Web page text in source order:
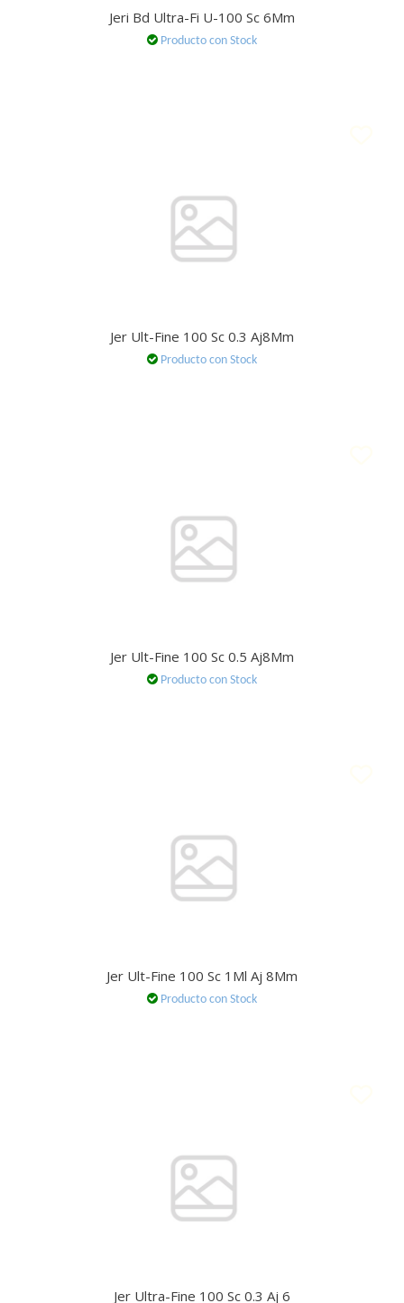
Jeri Bd Ultra-Fi U-100 Sc 6Mm
Producto con Stock
Jer Ult-Fine 100 Sc 0.3 Aj8Mm
Producto con Stock
Jer Ult-Fine 100 Sc 0.5 Aj8Mm
Producto con Stock
Jer Ult-Fine 100 Sc 1Ml Aj 8Mm
Producto con Stock
Jer Ultra-Fine 100 Sc 0.3 Aj 6